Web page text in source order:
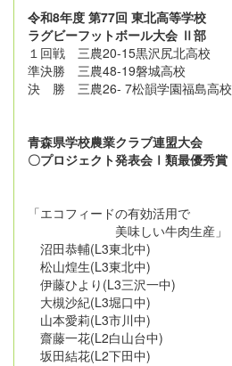
令和8年度 第77回 東北高等学校
ラグビーフットボール大会 Ⅱ部
１回戦 三農20-15黒沢尻北高校
準決勝 三農48-19磐城高校
決 勝 三農26- 7松韻学園福島高校
青森県学校農業クラブ連盟大会
〇プロジェクト発表会Ⅰ類最優秀賞
「エコフィードの有効活用で
美味しい牛肉生産」
沼田恭輔(L3東北中)
松山煌生(L3東北中)
伊藤ひより(L3三沢一中)
大槻沙紀(L3堀口中)
山本愛莉(L3市川中)
齋藤一花(L2白山台中)
坂田結花(L2下田中)